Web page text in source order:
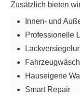
Zusätzlich bieten
Innen- und
Professionelle
Hauseigene
Smart Repair